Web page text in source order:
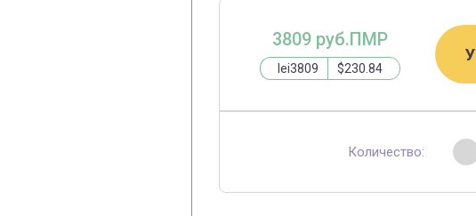
3809 руб.ПМР
lei3809 $230.84
Количество: